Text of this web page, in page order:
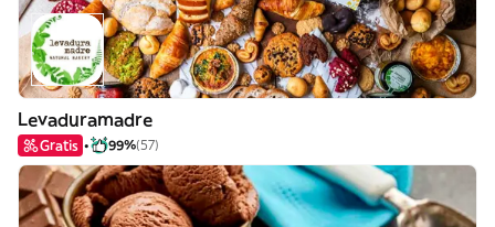
Levaduramadre
Gratis 99%(57)